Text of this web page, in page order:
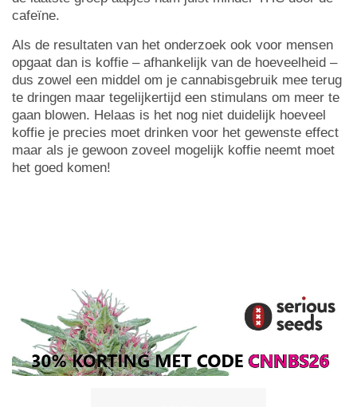
cafeïne.
Als de resultaten van het onderzoek ook voor mensen
opgaat dan is koffie – afhankelijk van de hoeveelheid –
dus zowel een middel om je cannabisgebruik mee terug
te dringen maar tegelijkertijd een stimulans om meer te
gaan blowen. Helaas is het nog niet duidelijk hoeveel
koffie je precies moet drinken voor het gewenste effect
maar als je gewoon zoveel mogelijk koffie neemt moet
het goed komen!